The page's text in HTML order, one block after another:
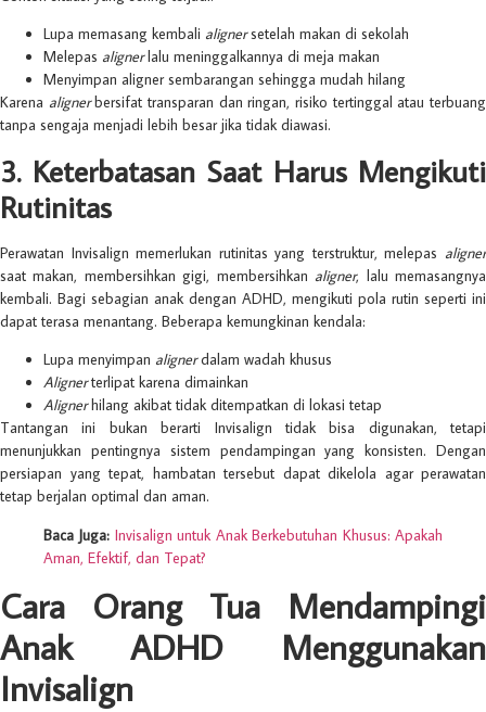
Lupa memasang kembali alignersetelah makan di sekolah
Melepas alignerlalu meninggalkannya di meja makan
Menyimpan aligner sembarangan sehingga mudah hilang
Karena alignerbersifat transparan dan ringan, risiko tertinggal atau terbuang
tanpa sengaja menjadi lebih besar jika tidak diawasi.
3. Keterbatasan Saat Harus Mengikuti
Rutinitas
Perawatan Invisalign memerlukan rutinitas yang terstruktur, melepas aligner
saat makan, membersihkan gigi, membersihkan aligner, lalu memasangnya
kembali. Bagi sebagian anak dengan ADHD, mengikuti pola rutin seperti ini
dapat terasa menantang. Beberapa kemungkinan kendala:
Lupa menyimpan alignerdalam wadah khusus
Alignerterlipat karena dimainkan
Alignerhilang akibat tidak ditempatkan di lokasi tetap
Tantangan ini bukan berarti Invisalign tidak bisa digunakan, tetapi
menunjukkan pentingnya sistem pendampingan yang konsisten. Dengan
persiapan yang tepat, hambatan tersebut dapat dikelola agar perawatan
tetap berjalan optimal dan aman.
Baca Juga: Invisalign untuk Anak Berkebutuhan Khusus: Apakah
Aman, Efektif, dan Tepat?
Cara Orang Tua Mendampingi
Anak ADHD Menggunakan
Invisalign